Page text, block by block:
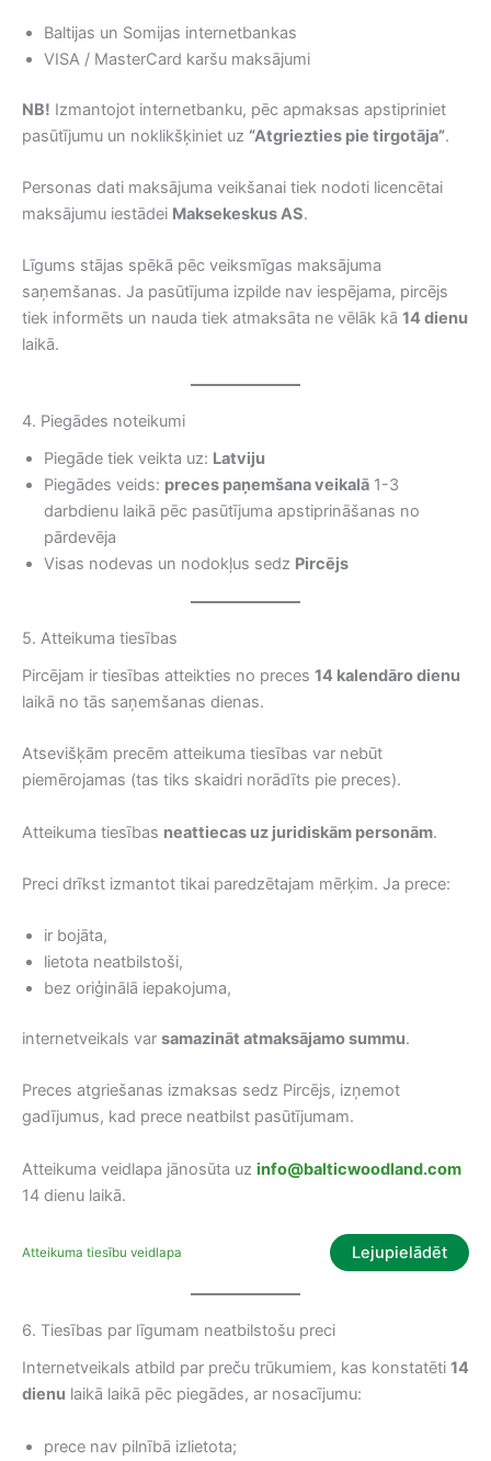
Baltijas un Somijas internetbankas
VISA / MasterCard karšu maksājumi
NB! Izmantojot internetbanku, pēc apmaksas apstipriniet
pasūtījumu un noklikšķiniet uz “Atgriezties pie tirgotāja”.
Personas dati maksājuma veikšanai tiek nodoti licencētai
maksājumu iestādei Maksekeskus AS.
Līgums stājas spēkā pēc veiksmīgas maksājuma
saņemšanas. Ja pasūtījuma izpilde nav iespējama, pircējs
tiek informēts un nauda tiek atmaksāta ne vēlāk kā 14 dienu
laikā.
4. Piegādes noteikumi
Piegāde tiek veikta uz: Latviju
Piegādes veids: preces paņemšana veikalā 1-3
darbdienu laikā pēc pasūtījuma apstiprināšanas no
pārdevēja
Visas nodevas un nodokļus sedz Pircējs
5. Atteikuma tiesības
Pircējam ir tiesības atteikties no preces 14 kalendāro dienu
laikā no tās saņemšanas dienas.
Atsevišķām precēm atteikuma tiesības var nebūt
piemērojamas (tas tiks skaidri norādīts pie preces).
Atteikuma tiesības neattiecas uz juridiskām personām.
Preci drīkst izmantot tikai paredzētajam mērķim. Ja prece:
ir bojāta,
lietota neatbilstoši,
bez oriģinālā iepakojuma,
internetveikals var samazināt atmaksājamo summu.
Preces atgriešanas izmaksas sedz Pircējs, izņemot
gadījumus, kad prece neatbilst pasūtījumam.
Atteikuma veidlapa jānosūta uz info@balticwoodland.com
14 dienu laikā.
Atteikuma tiesību veidlapa Lejupielādēt
6. Tiesības par līgumam neatbilstošu preci
Internetveikals atbild par preču trūkumiem, kas konstatēti 14
dienu laikā laikā pēc piegādes, ar nosacījumu:
prece nav pilnībā izlietota;